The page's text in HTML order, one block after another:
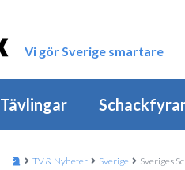
Vi gör Sverige smartare
Tävlingar
TV & Nyheter Sverige Sveriges